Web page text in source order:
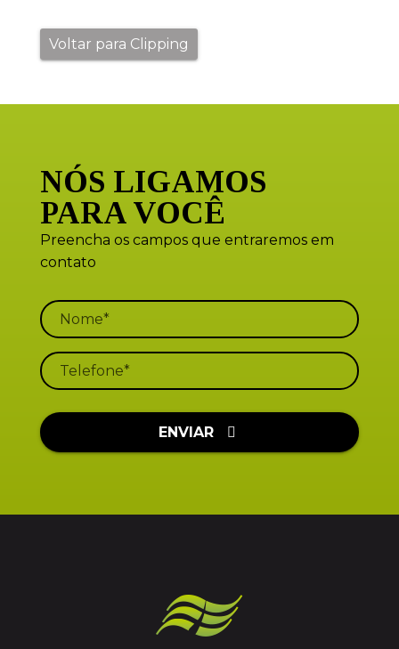
Voltar para Clipping
NÓS LIGAMOS
PARA VOCÊ
Preencha os campos que entraremos em
contato
ENVIAR